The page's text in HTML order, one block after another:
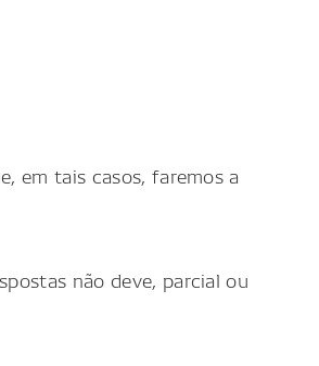
em tais casos, faremos a
não deve, parcial ou